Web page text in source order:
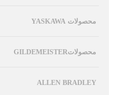
محصولات YASKAWA
محصولاتGILDEMEISTER
ALLEN BRADLEY